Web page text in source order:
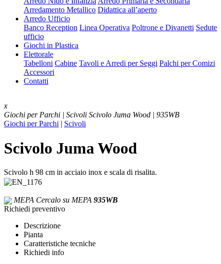
Arredamento Metallico Didattica all’aperto
Arredo Ufficio
Banco Reception Linea Operativa Poltrone e Divanetti Sedute
ufficio
Giochi in Plastica
Elettorale
Tabelloni Cabine Tavoli e Arredi per Seggi Palchi per Comizi
Accessori
Contatti
x
Giochi per Parchi | Scivoli Scivolo Juma Wood | 935WB
Giochi per Parchi | Scivoli
Scivolo Juma Wood
Scivolo h 98 cm in acciaio inox e scala di risalita.
MEPA Cercalo su MEPA 935WB
Richiedi preventivo
Descrizione
Pianta
Caratteristiche tecniche
Richiedi info